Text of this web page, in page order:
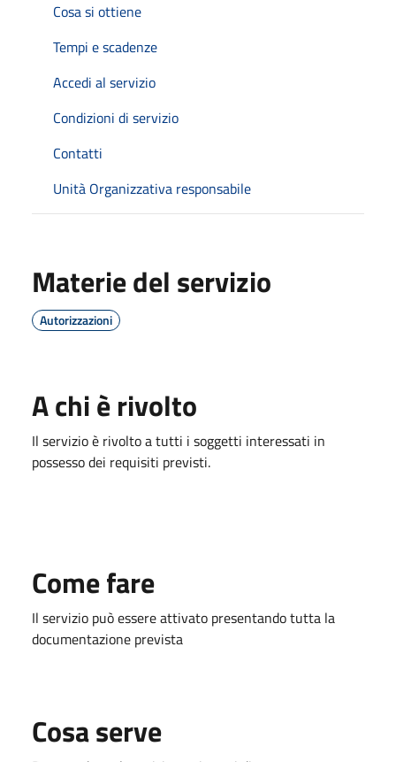
Cosa si ottiene
Tempi e scadenze
Accedi al servizio
Condizioni di servizio
Contatti
Unità Organizzativa responsabile
Materie del servizio
Autorizzazioni
A chi è rivolto
Il servizio è rivolto a tutti i soggetti interessati in
possesso dei requisiti previsti.
Come fare
Il servizio può essere attivato presentando tutta la
documentazione prevista
Cosa serve